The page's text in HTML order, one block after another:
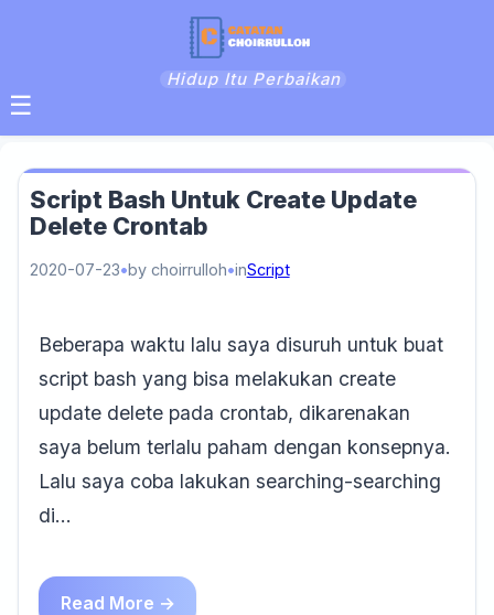
Hidup Itu Perbaikan
☰
Script Bash Untuk Create Update
Delete Crontab
2020-07-23 by choirrulloh inScript
Beberapa waktu lalu saya disuruh untuk buat
script bash yang bisa melakukan create
update delete pada crontab, dikarenakan
saya belum terlalu paham dengan konsepnya.
Lalu saya coba lakukan searching-searching
di…
Read More →